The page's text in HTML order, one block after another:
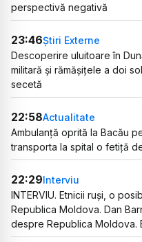
perspectivă negativă
23:46Știri Externe
Descoperire uluitoare în
militară și rămășițele a doi
secetă
22:58Actualitate
Ambulanță oprită la Bacău
transporta la spital o fetiță
22:29Interviu
INTERVIU. Etnicii ruși, o
Republica Moldova. Dan
despre Republica Moldova.